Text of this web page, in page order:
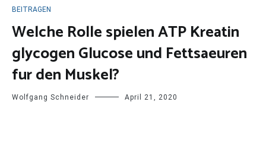
BEITRAGEN
Welche Rolle spielen ATP Kreatin
glycogen Glucose und Fettsaeuren
fur den Muskel?
Wolfgang Schneider April 21, 2020